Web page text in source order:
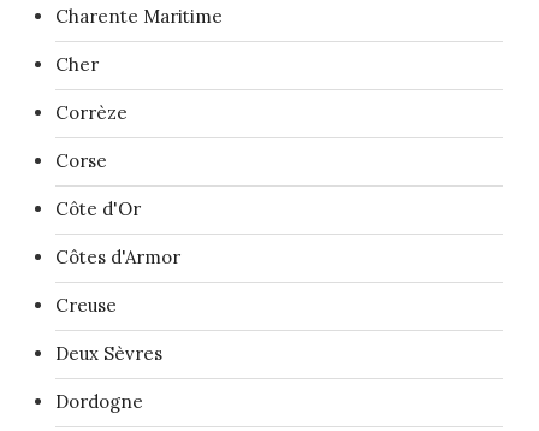
Charente Maritime
Cher
Corrèze
Corse
Côte d'Or
Côtes d'Armor
Creuse
Deux Sèvres
Dordogne